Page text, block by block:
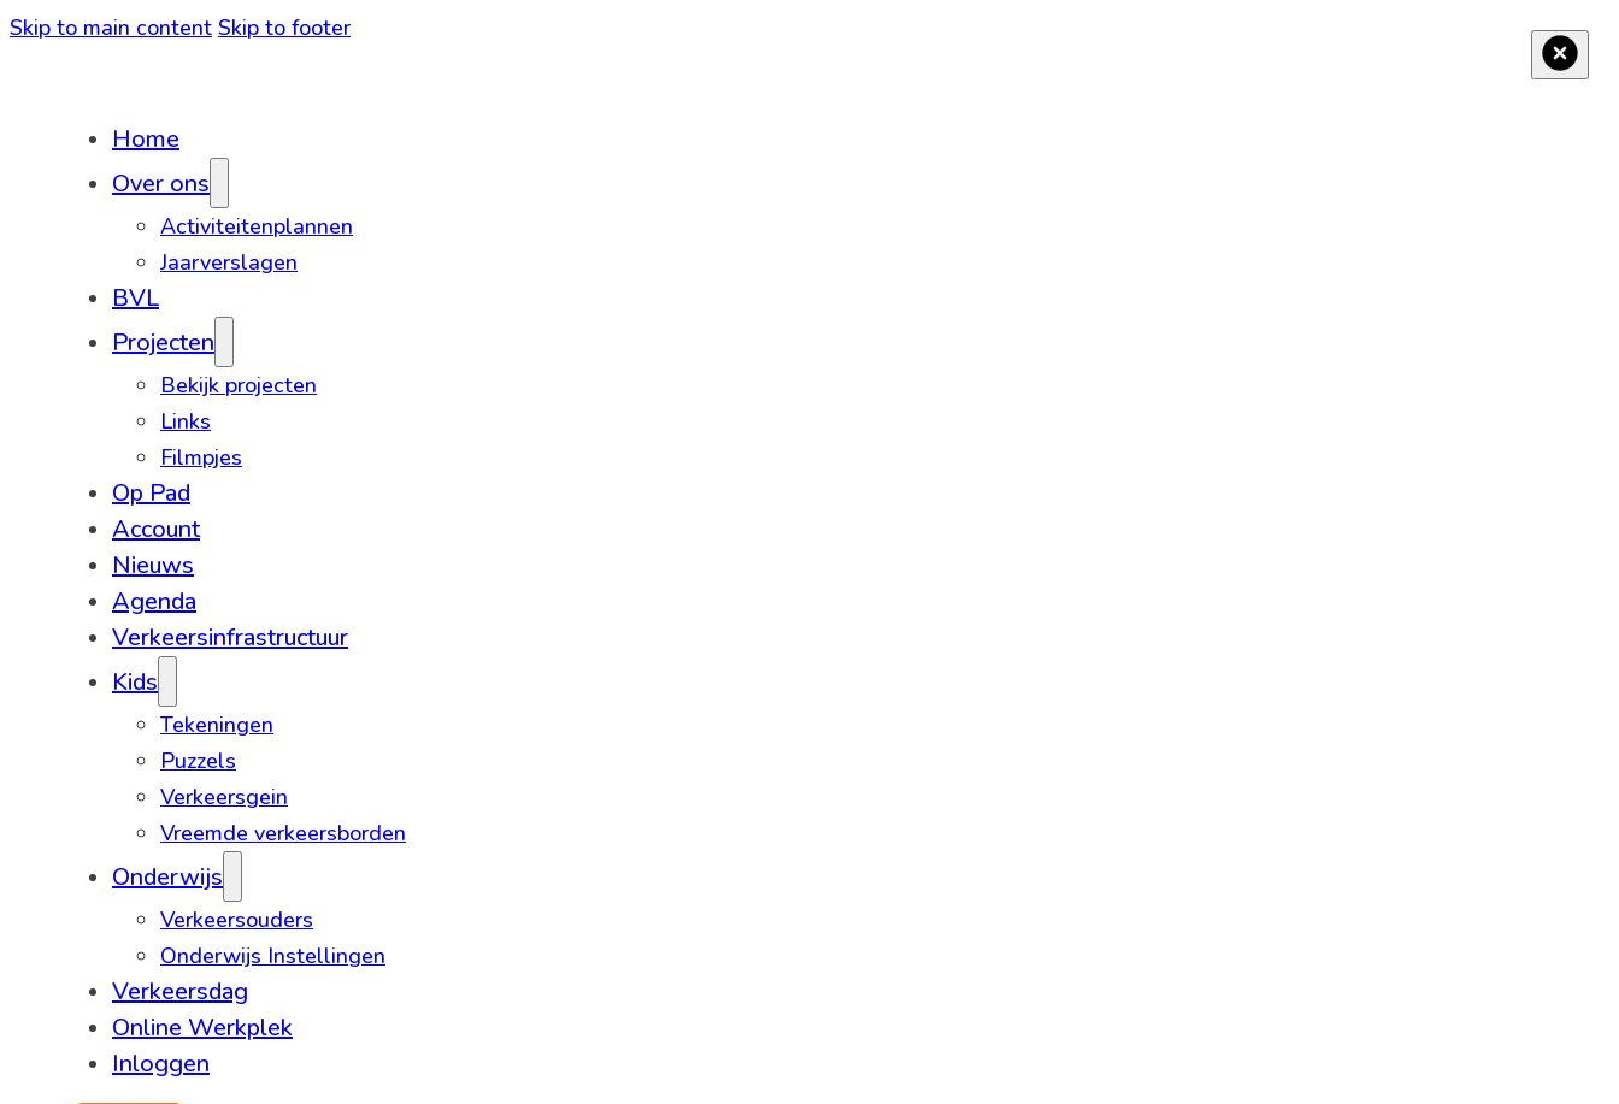
Skip to main content Skip to footer
Home
Over ons
Activiteitenplannen
Jaarverslagen
BVL
Projecten
Bekijk projecten
Links
Filmpjes
Op Pad
Account
Nieuws
Agenda
Verkeersinfrastructuur
Kids
Tekeningen
Puzzels
Verkeersgein
Vreemde verkeersborden
Onderwijs
Verkeersouders
Onderwijs Instellingen
Verkeersdag
Online Werkplek
Inloggen